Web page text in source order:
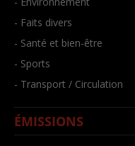
- Faits divers
- Santé et bien-être
- Sports
- Transport / Circulation
ÉMISSIONS